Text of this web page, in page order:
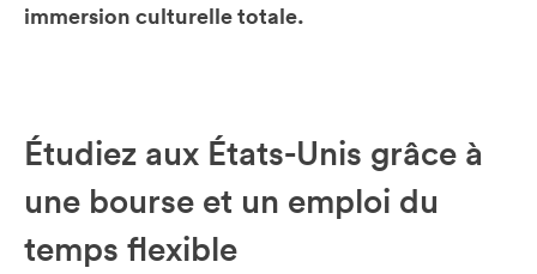
immersion culturelle totale.
Étudiez aux États-Unis grâce à
une bourse et un emploi du
temps flexible